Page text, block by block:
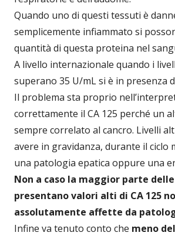
Quando uno di questi tessuti è
semplicemente infiammato si
quantità di questa proteina nel
A livello internazionale quando i
superano 35 U/mL si è in presenza
Il problema sta proprio
correttamente il CA 125 perché un
sempre correlato al cancro. Livelli
avere in gravidanza, durante il ciclo
una patologia epatica oppure una
Non a caso la maggior parte
presentano valori alti di CA 125
assolutamente affette da
Infine va tenuto conto che meno